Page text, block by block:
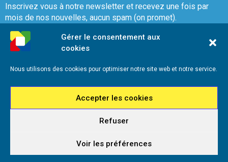
Gérer le consentement aux
cookies
Nous utilisons des cookies pour optimiser notre site web et notre service.
Accepter les cookies
Refuser
Voir les préférences
Inscrivez vous à notre newsletter et recevez une fois par
mois de nos nouvelles, aucun spam (on promet).